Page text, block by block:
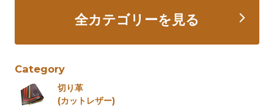
全カテゴリーを見る
Category
切り革
(カットレザー)